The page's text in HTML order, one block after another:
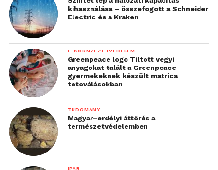
kihasználása – összefogott a Schneider
Electric és a Kraken
E-KÖRNYEZETVÉDELEM
Greenpeace logo Tiltott vegyi
anyagokat talált a Greenpeace
gyermekeknek készült matrica
tetoválásokban
TUDOMÁNY
Magyar–erdélyi áttörés a
természetvédelemben
IPAR